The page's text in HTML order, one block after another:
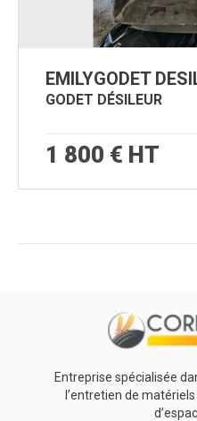
GODET DÉSILEUR
EMILYGODET
1 800 € HT
Entreprise spécialisée
l’entretien de